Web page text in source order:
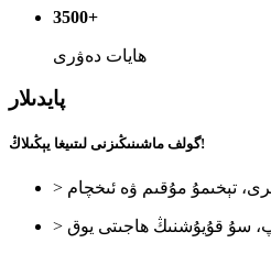
3500+
ھايات دەۋرى
پايدىلار
گولف ماشىنىڭىزنى لىتىيغا يېڭىلاڭ!
تېخىمۇ مۇقىم ۋە ئىخچام
سۇ قۇيۇشنىڭ ھاجىتى يوق